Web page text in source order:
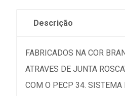
Descrição
FABRICADOS NA COR
ATRAVES DE JUNTA
COM O PECP 34. SISTEMA